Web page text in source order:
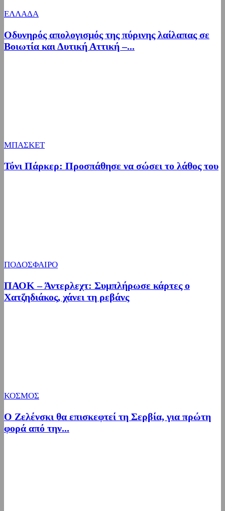
ΕΛΛΑΔΑ
Οδυνηρός απολογισμός της πύρινης λαίλαπας σε
Βοιωτία και Δυτική Αττική –...
ΜΠΑΣΚΕΤ
Τόνι Πάρκερ: Προσπάθησε να σώσει το λάθος του
ΠΟΔΟΣΦΑΙΡΟ
ΠΑΟΚ – Άντερλεχτ: Συμπλήρωσε κάρτες ο
Χατζηδιάκος, χάνει τη ρεβάνς
ΚΟΣΜΟΣ
Ο Ζελένσκι θα επισκεφτεί τη Σερβία, για πρώτη
φορά από την...